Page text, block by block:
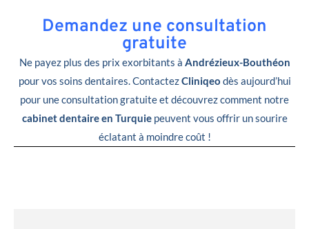
Demandez une consultation
gratuite
Ne payez plus des prix exorbitants à Andrézieux-Bouthéon
pour vos soins dentaires. ContactezCliniqeo dès aujourd’hui
pour une consultation gratuite et découvrez comment notre
cabinet dentaire en Turquiepeuvent vous offrir un sourire
éclatant à moindre coût !